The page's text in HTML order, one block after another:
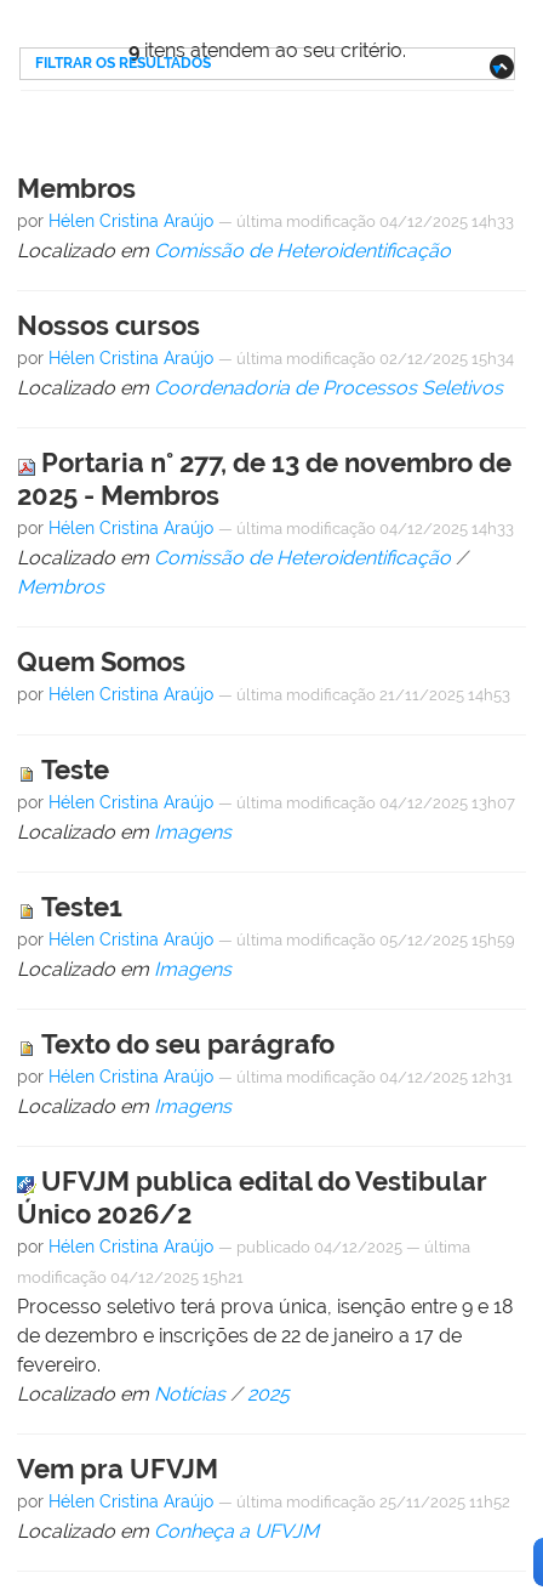
9itens atendem ao seu critério.
FILTRAR OS RESULTADOS
Membros
por Hélen Cristina Araújo — última modificação 04/12/2025 14h33
Localizado em Comissão de Heteroidentificação
Nossos cursos
por Hélen Cristina Araújo — última modificação 02/12/2025 15h34
Localizado em Coordenadoria de Processos Seletivos
Portaria n° 277, de 13 de novembro de
2025 - Membros
por Hélen Cristina Araújo — última modificação 04/12/2025 14h33
Localizado em Comissão de Heteroidentificação /
Membros
Quem Somos
por Hélen Cristina Araújo — última modificação 21/11/2025 14h53
Teste
por Hélen Cristina Araújo — última modificação 04/12/2025 13h07
Localizado em Imagens
Teste1
por Hélen Cristina Araújo — última modificação 05/12/2025 15h59
Localizado em Imagens
Texto do seu parágrafo
por Hélen Cristina Araújo — última modificação 04/12/2025 12h31
Localizado em Imagens
UFVJM publica edital do Vestibular
Único 2026/2
por Hélen Cristina Araújo — publicado 04/12/2025 — última
modificação 04/12/2025 15h21
Processo seletivo terá prova única, isenção entre 9 e 18
de dezembro e inscrições de 22 de janeiro a 17 de
fevereiro.
Localizado em Notícias /2025
Vem pra UFVJM
por Hélen Cristina Araújo — última modificação 25/11/2025 11h52
Localizado em Conheça a UFVJM